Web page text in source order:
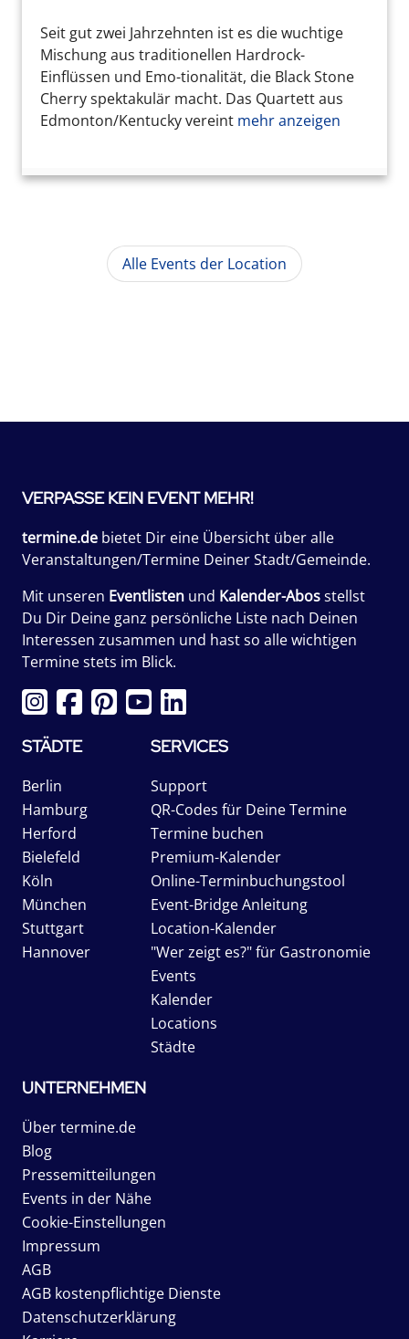
Seit gut zwei Jahrzehnten ist es die wuchtige
Mischung aus traditionellen Hardrock-
Einflüssen und Emo-tionalität, die Black Stone
Cherry spektakulär macht. Das Quartett aus
Edmonton/Kentucky vereint mehr anzeigen
Alle Events der Location
VERPASSE KEIN EVENT MEHR!
termine.de bietet Dir eine Übersicht über alle
Veranstaltungen/Termine Deiner Stadt/Gemeinde.
Mit unseren Eventlisten und Kalender-Abosstellst
Du Dir Deine ganz persönliche Liste nach Deinen
Interessen zusammen und hast so alle wichtigen
Termine stets im Blick.
STÄDTE
Berlin
Hamburg
Herford
Bielefeld
Köln
München
Stuttgart
Hannover
SERVICES
Support
QR-Codes für Deine Termine
Termine buchen
Premium-Kalender
Online-Terminbuchungstool
Event-Bridge Anleitung
Location-Kalender
"Wer zeigt es?" für Gastronomie
Events
Kalender
Locations
Städte
UNTERNEHMEN
Über termine.de
Blog
Pressemitteilungen
Events in der Nähe
Cookie-Einstellungen
Impressum
AGB
AGB kostenpflichtige Dienste
Datenschutzerklärung